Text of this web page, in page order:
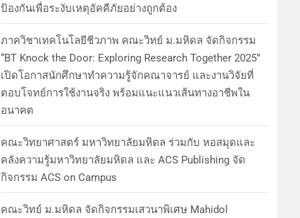
ป้องกันเพื่อระงับเหตุอัคคีภัยอย่างถูกต้อง
ภาควิชาเทคโนโลยีชีวภาพ คณะวิทย์ ม.มหิดล จัดกิจกรรม
“BT Knock the Door: Exploring Research Together 2025”
เปิดโอกาสนักศึกษาทำความรู้จักคณาจารย์ และงานวิจัยที่
ตอบโจทย์การใช้งานจริง พร้อมแนะแนวเส้นทางอาชีพใน
อนาคต
คณะวิทยาศาสตร์ มหาวิทยาลัยมหิดล ร่วมกับ หอสมุดและ
คลังความรู้มหาวิทยาลัยมหิดล และ ACS Publishing จัด
กิจกรรม ACS on Campus
คณะวิทย์ ม.มหิดล จัดกิจกรรมเสวนาพิเศษ Mahidol